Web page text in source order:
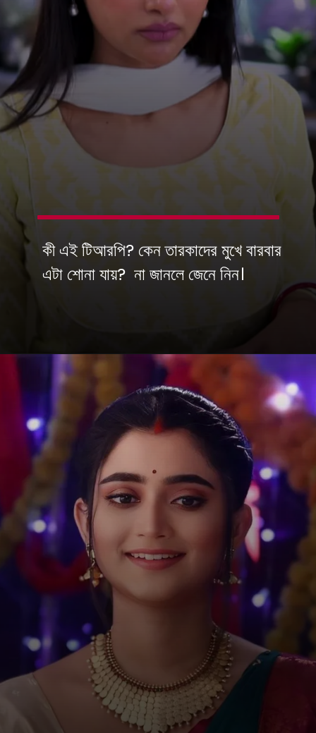
কী এই টিআরপি? কেন তারকাদের মুখে বারবার
এটা শোনা যায়? না জানলে জেনে নিন।